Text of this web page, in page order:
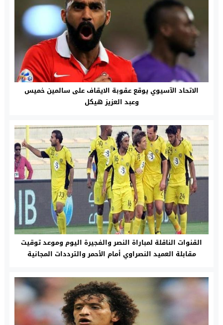
الاتحاد الآسيوي يوقع عقوبة الايقاف على سالمين خميس
وعبد العزيز هيكل
القنوات الناقلة لمباراة النصر والفجيرة اليوم وموعد توقيت
مقابلة العميد النصراوي أمام الأحمر والترددات المجانية